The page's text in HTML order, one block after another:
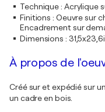
Technique: Acrylique
Finitions : Oeuvre sur
Encadrement sur
Dimensions :
À propos de
Créé sur et expédié sur
un cadre en bois.